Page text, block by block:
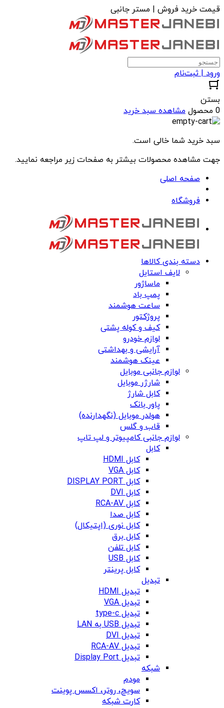
قیمت خرید فروش | مستر جانبی
ورود | ثبت‌نام
بستن
0 محصول
مشاهده سبد خرید
سبد خرید شما خالی است.
جهت مشاهده محصولات بیشتر به صفحات زیر مراجعه نمایید.
صفحه اصلی
فروشگاه
دسته بندی کالاها
لایف استایل
ماساژور
پمپ باد
ساعت هوشمند
پروژکتور
کیف و کوله پشتی
لوازم خودرو
آرایشی و بهداشتی
عینک هوشمند
لوازم جانبی موبایل
شارژر موبایل
کابل شارژ
پاور بانک
هولدر موبایل (نگهدارنده)
قاب و گلس
لوازم جانبی کامپیوتر و لپ تاپ
کابل
کابل HDMI
کابل VGA
کابل DISPLAY PORT
کابل DVI
کابل RCA-AV
کابل صدا
کابل نوری (اپتیکال)
کابل برق
کابل تلفن
کابل USB
کابل پرینتر
تبدیل
تبدیل HDMI
تبدیل VGA
تبدیل type-c
تبدیل USB به LAN
تبدیل DVI
تبدیل RCA-AV
تبدیل Display Port
شبکه
مودم
سویچ، روتر، اکسس پوینت
کارت شبکه